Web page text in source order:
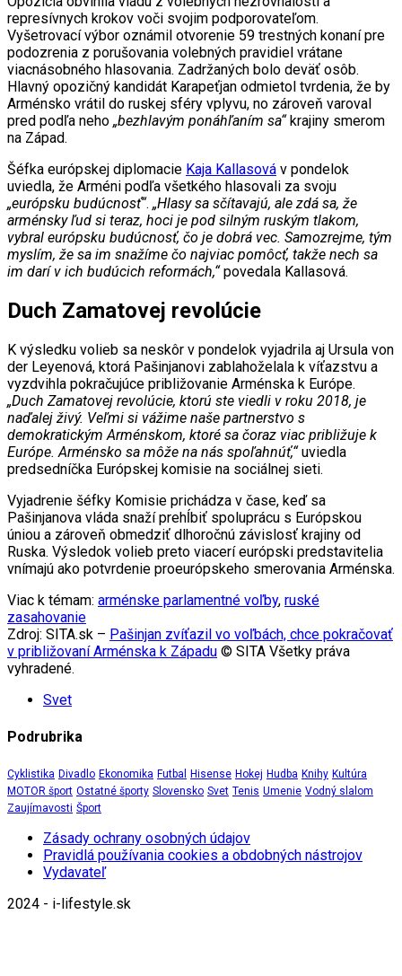
represívnych krokov voči svojim podporovateľom.
Vyšetrovací výbor oznámil otvorenie 59 trestných konaní pre
podozrenia z porušovania volebných pravidiel vrátane
viacnásobného hlasovania. Zadržaných bolo deväť osôb.
Hlavný opozičný kandidát Karapeťjan odmietol tvrdenia, že by
Arménsko vrátil do ruskej sféry vplyvu, no zároveň varoval
pred podľa neho „bezhlavým ponáhľaním sa“ krajiny smerom
na Západ.
Šéfka európskej diplomacie Kaja Kallasová v pondelok
uviedla, že Arméni podľa všetkého hlasovali za svoju
„európsku budúcnosť“. „Hlasy sa sčítavajú, ale zdá sa, že
arménsky ľud si teraz, hoci je pod silným ruským tlakom,
vybral európsku budúcnosť, čo je dobrá vec. Samozrejme, tým
myslím, že sa im snažíme čo najviac pomôcť, takže nech sa
im darí v ich budúcich reformách,“ povedala Kallasová.
Duch Zamatovej revolúcie
K výsledku volieb sa neskôr v pondelok vyjadrila aj Ursula von
der Leyenová, ktorá Pašinjanovi zablahoželala k víťazstvu a
vyzdvihla pokračujúce približovanie Arménska k Európe.
„Duch Zamatovej revolúcie, ktorú ste viedli v roku 2018, je
naďalej živý. Veľmi si vážime naše partnerstvo s
demokratickým Arménskom, ktoré sa čoraz viac približuje k
Európe. Arménsko sa môže na nás spoľahnúť,“ uviedla
predsedníčka Európskej komisie na sociálnej sieti.
Vyjadrenie šéfky Komisie prichádza v čase, keď sa
Pašinjanova vláda snaží prehĺbiť spoluprácu s Európskou
úniou a zároveň obmedziť dlhoročnú závislosť krajiny od
Ruska. Výsledok volieb preto viacerí európski predstavitelia
vnímajú ako potvrdenie proeurópskeho smerovania Arménska.
Viac k témam: arménske parlamentné voľby, ruské
zasahovanie
Zdroj: SITA.sk – Pašinjan zvíťazil vo voľbách, chce pokračovať
v približovaní Arménska k Západu © SITA Všetky práva
vyhradené.
Svet
Podrubrika
Cyklistika Divadlo Ekonomika Futbal Hisense Hokej Hudba Knihy Kultúra
MOTOR šport Ostatné športy Slovensko Svet Tenis Umenie Vodný slalom
Zaujímavosti Šport
Zásady ochrany osobných údajov
Pravidlá používania cookies a obdobných nástrojov
Vydavateľ
2024 - i-lifestyle.sk